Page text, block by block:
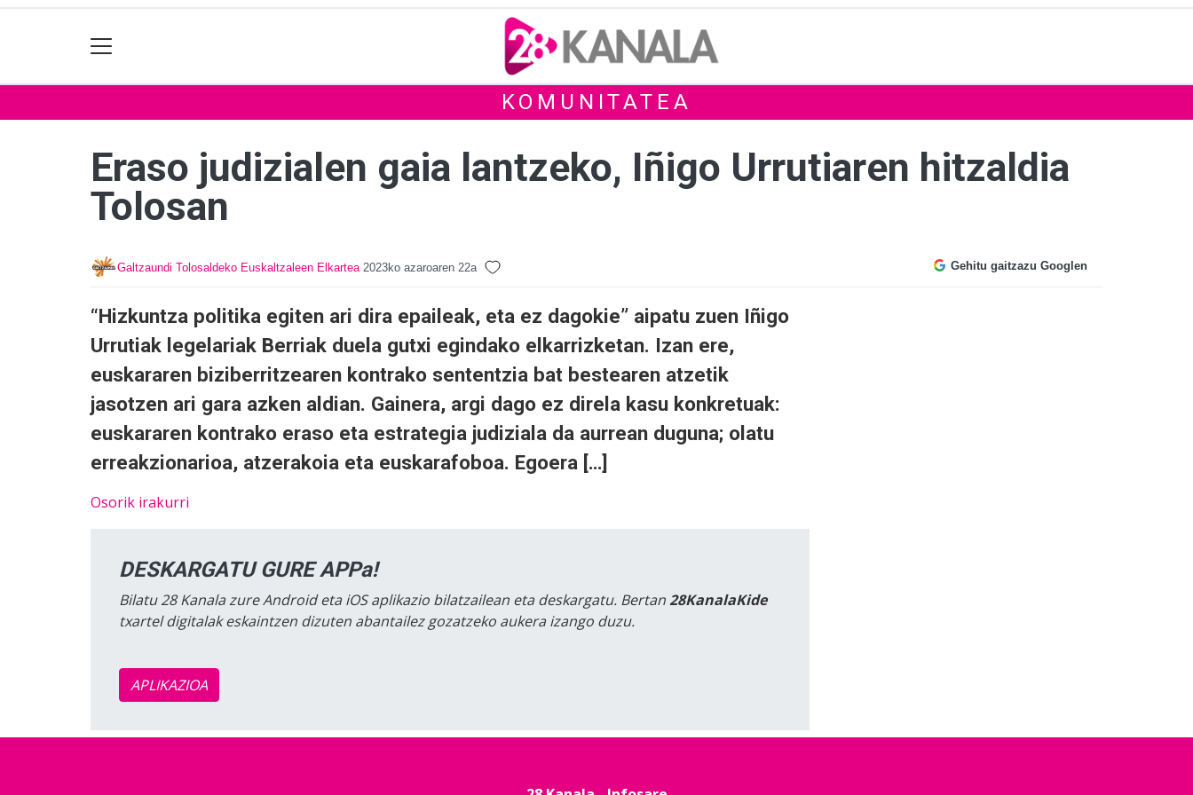
KOMUNITATEA
Eraso judizialen gaia lantzeko, Iñigo Urrutiaren hitzaldia
Tolosan
Galtzaundi Tolosaldeko Euskaltzaleen Elkartea 2023ko azaroaren 22a Gehitu gaitzazu Googlen
“Hizkuntza politika egiten ari dira epaileak, eta ez dagokie” aipatu zuen Iñigo
Urrutiak legelariak Berriak duela gutxi egindako elkarrizketan. Izan ere,
euskararen biziberritzearen kontrako sententzia bat bestearen atzetik
jasotzen ari gara azken aldian. Gainera, argi dago ez direla kasu konkretuak:
euskararen kontrako eraso eta estrategia judiziala da aurrean duguna; olatu
erreakzionarioa, atzerakoia eta euskarafoboa. Egoera […]
Osorik irakurri
DESKARGATU GURE APPa!
Bilatu 28 Kanala zure Android eta iOS aplikazio bilatzailean eta deskargatu. Bertan28KanalaKide
txartel digitalak eskaintzen dizuten abantailez gozatzeko aukera izango duzu.
APLIKAZIOA